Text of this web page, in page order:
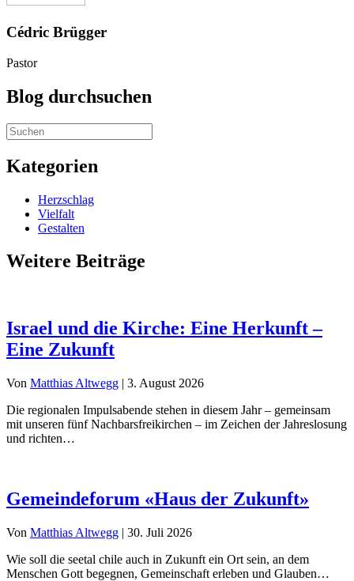
Cédric Brügger
Pastor
Blog durchsuchen
Kategorien
Herzschlag
Vielfalt
Gestalten
Weitere Beiträge
Israel und die Kirche: Eine Herkunft –
Eine Zukunft
Von Matthias Altwegg | 3. August 2026
Die regionalen Impulsabende stehen in diesem Jahr – gemeinsam
mit unseren fünf Nachbarsfreikirchen – im Zeichen der Jahreslosung
und richten…
Gemeindeforum «Haus der Zukunft»
Von Matthias Altwegg | 30. Juli 2026
Wie soll die seetal chile auch in Zukunft ein Ort sein, an dem
Menschen Gott begegnen, Gemeinschaft erleben und Glauben…